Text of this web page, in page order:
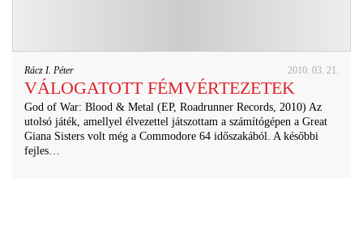
Rácz I. Péter 2010. 03. 21.
VÁLOGATOTT FÉMVÉRTEZETEK
God of War: Blood & Metal (EP, Roadrunner Records, 2010) Az
utolsó játék, amellyel élvezettel játszottam a számítógépen a Great
Giana Sisters volt még a Commodore 64 időszakából. A későbbi
fejles…